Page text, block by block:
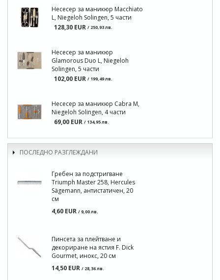
Несесер за маникюр Macchiato
L, Niegeloh Solingen, 5 части
128,30 EUR / 250,93 лв.
Несесер за маникюр
Glamorous Duo L, Niegeloh
Solingen, 5 части
102,00 EUR / 199,49 лв.
Несесер за маникюр Cabra M,
Niegeloh Solingen, 4 части
69,00 EUR / 134,95 лв.
ПОСЛЕДНО РАЗГЛЕЖДАНИ
Гребен за подстригване
Triumph Master 258, Hercules
Sägemann, антистатичен, 20
см
4,60 EUR / 9,00 лв.
Пинсета за плейтване и
декориране на ястия F. Dick
Gourmet, инокс, 20 см
14,50 EUR / 28,36 лв.